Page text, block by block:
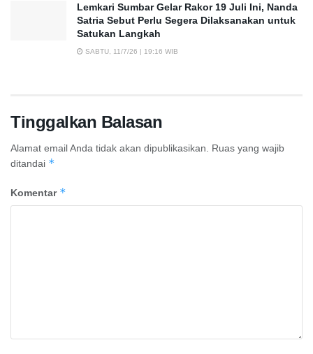
Lemkari Sumbar Gelar Rakor 19 Juli Ini, Nanda
Satria Sebut Perlu Segera Dilaksanakan untuk
Satukan Langkah
SABTU, 11/7/26 | 19:16 WIB
Tinggalkan Balasan
Alamat email Anda tidak akan dipublikasikan.
Ruas yang wajib
ditandai *
Komentar *